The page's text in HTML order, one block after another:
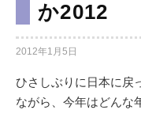
か2012
2012年1月5日
ひさしぶりに日本に戻
ながら、今年はどんな